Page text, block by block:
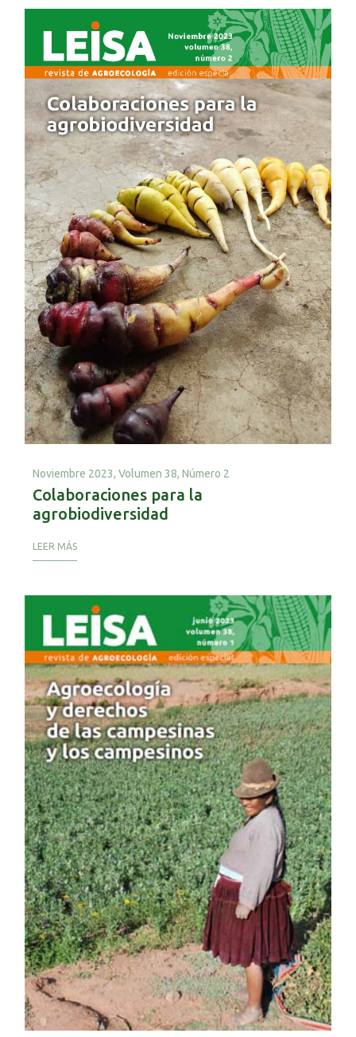
Noviembre 2023, Volumen 38, Número 2
Colaboraciones para la
agrobiodiversidad
LEER MÁS